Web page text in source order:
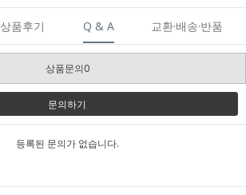
상품후기 Q & A 교환·배송·반품
상품문의0
문의하기
등록된 문의가 없습니다.